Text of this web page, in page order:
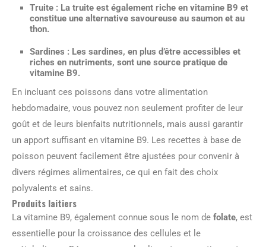
Truite : La truite est également riche en vitamine B9 et
constitue une alternative savoureuse au saumon et au
thon.
Sardines : Les sardines, en plus d’être accessibles et
riches en nutriments, sont une source pratique de
vitamine B9.
En incluant ces poissons dans votre alimentation
hebdomadaire, vous pouvez non seulement profiter de leur
goût et de leurs bienfaits nutritionnels, mais aussi garantir
un apport suffisant en vitamine B9. Les recettes à base de
poisson peuvent facilement être ajustées pour convenir à
divers régimes alimentaires, ce qui en fait des choix
polyvalents et sains.
Produits laitiers
La vitamine B9, également connue sous le nom de folate, est
essentielle pour la croissance des cellules et le